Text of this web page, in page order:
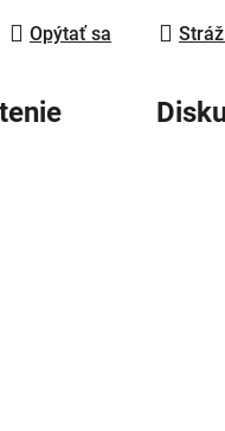
Opýtať sa